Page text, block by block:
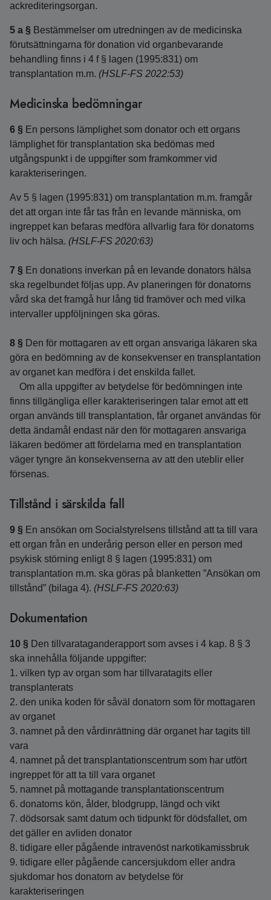
ackrediteringsorgan.
5 a § Bestämmelser om utredningen av de medicinska
förutsättningarna för donation vid organbevarande
behandling finns i 4 f § lagen (1995:831) om
transplantation m.m. (HSLF-FS 2022:53)
Medicinska bedömningar
6 § En persons lämplighet som donator och ett organs
lämplighet för transplantation ska bedömas med
utgångspunkt i de uppgifter som framkommer vid
karakteriseringen.
Av 5 § lagen (1995:831) om transplantation m.m. framgår
det att organ inte får tas från en levande människa, om
ingreppet kan befaras medföra allvarlig fara för donatorns
liv och hälsa. (HSLF-FS 2020:63)
7 § En donations inverkan på en levande donators hälsa
ska regelbundet följas upp. Av planeringen för donatorns
vård ska det framgå hur lång tid framöver och med vilka
intervaller uppföljningen ska göras.
8 § Den för mottagaren av ett organ ansvariga läkaren ska
göra en bedömning av de konsekvenser en transplantation
av organet kan medföra i det enskilda fallet.
Om alla uppgifter av betydelse för bedömningen inte
finns tillgängliga eller karakteriseringen talar emot att ett
organ används till transplantation, får organet användas för
detta ändamål endast när den för mottagaren ansvariga
läkaren bedömer att fördelarna med en transplantation
väger tyngre än konsekvenserna av att den uteblir eller
försenas.
Tillstånd i särskilda fall
9 § En ansökan om Socialstyrelsens tillstånd att ta till vara
ett organ från en underårig person eller en person med
psykisk störning enligt 8 § lagen (1995:831) om
transplantation m.m. ska göras på blanketten ”Ansökan om
tillstånd” (bilaga 4). (HSLF-FS 2020:63)
Dokumentation
10 § Den tillvarataganderapport som avses i 4 kap. 8 § 3
ska innehålla följande uppgifter:
1. vilken typ av organ som har tillvaratagits eller
transplanterats
2. den unika koden för såväl donatorn som för mottagaren
av organet
3. namnet på den vårdinrättning där organet har tagits till
vara
4. namnet på det transplantationscentrum som har utfört
ingreppet för att ta till vara organet
5. namnet på mottagande transplantationscentrum
6. donatorns kön, ålder, blodgrupp, längd och vikt
7. dödsorsak samt datum och tidpunkt för dödsfallet, om
det gäller en avliden donator
8. tidigare eller pågående intravenöst narkotikamissbruk
9. tidigare eller pågående cancersjukdom eller andra
sjukdomar hos donatorn av betydelse för
karakteriseringen